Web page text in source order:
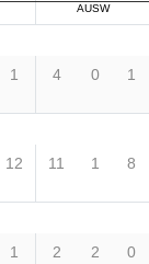
AUSW
1 4 0 1
12 11 1 8
1 2 2 0